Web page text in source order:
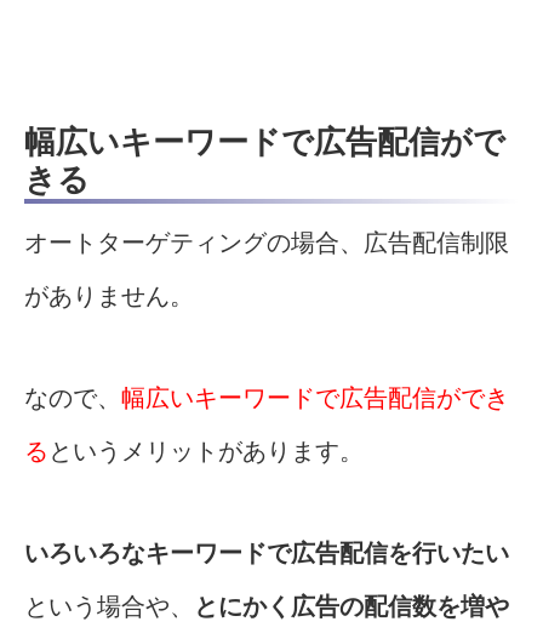
幅広いキーワードで広告配信がで
きる
オートターゲティングの場合、広告配信制限
がありません。
なので、 幅広いキーワードで広告配信ができ
る というメリットがあります。
いろいろなキーワードで広告配信を行いたい
という場合や、
とにかく広告の配信数を増や